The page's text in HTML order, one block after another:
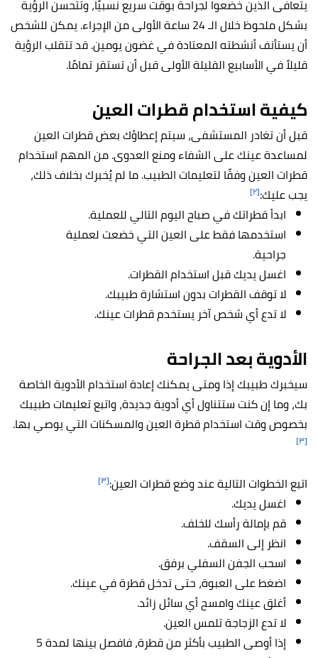
يتعافى الذين خضعوا لجراحة بوقت سريع نسبيًا، وتتحسن الرؤية
بشكل ملحوظ خلال الـ 24 ساعة الأولى من الإجراء. يمكن للشخص
أن يستأنف أنشطته المعتادة في غضون يومين. قد تتقلب الرؤية
قليلاً في الأسابيع القليلة الأولى قبل أن تستقر تمامًا.
كيفية استخدام قطرات العين
قبل أن تغادر المستشفى، سيتم إعطاؤك بعض قطرات العين
لمساعدة عينك على الشفاء ومنع العدوى. من المهم استخدام
قطرات العين وفقًا لتعليمات الطبيب. ما لم يُخبرك بخلاف ذلك،
يجب عليك:[٢]
ابدأ قطراتك في صباح اليوم التالي للعملية.
استخدمها فقط على العين التي خضعت لعملية
جراحية.
اغسل يديك قبل استخدام القطرات.
لا توقف القطرات بدون استشارة طبيبك.
لا تدع أي شخص آخر يستخدم قطرات عينك.
الأدوية بعد الجراحة
سيخبرك طبيبك إذا ومتى يمكنك إعادة استخدام الأدوية الخاصة
بك، وما إن كنت ستتناول أي أدوية جديدة، واتبع تعليمات طبيبك
بخصوص وقت استخدام قطرة العين والمسكنات التي يوصي بها.
[٣]
اتبع الخطوات التالية عند وضع قطرات العين:[٣]
اغسل يديك.
قم بإمالة رأسك للخلف.
انظر إلى السقف.
اسحب الجفن السفلي برفق.
اضغط على العبوة، حتى تدخل قطرة في عينك.
أغلق عينك وامسح أي سائل زائد.
لا تدع الزجاجة تلمس العين.
إذا أوصى الطبيب بأكثر من قطرة، فافصل بينها لمدة 5